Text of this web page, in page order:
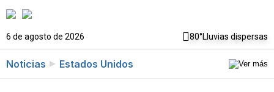
6 de agosto de 2026 80°Lluvias dispersas
Noticias Estados Unidos